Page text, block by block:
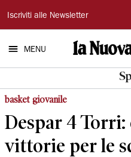
La
Nuova
Ferrara
Iscriviti alle Newsletter
MENU
basket giovanile
Despar 4 Torri:
vittorie per le